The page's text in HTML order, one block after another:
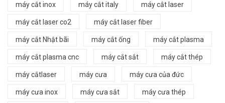
máy cắt inox máy cắt italy máy cắt laser
máy cắt laser co2 máy cắt laser fiber
máy cắt Nhật bãi máy cắt ống máy cắt plasma
máy cắt plasma cnc máy cắt sắt máy cắt thép
máy cắtlaser máy cưa máy cưa của đức
máy cưa inox máy cưa sắt máy cưa thép